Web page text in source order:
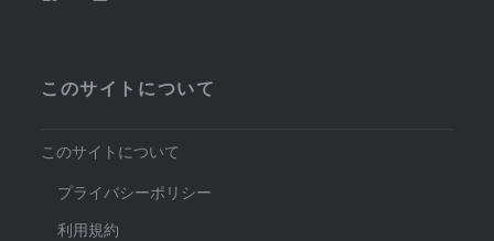
このサイトについて
このサイトについて
プライバシーポリシー
利用規約